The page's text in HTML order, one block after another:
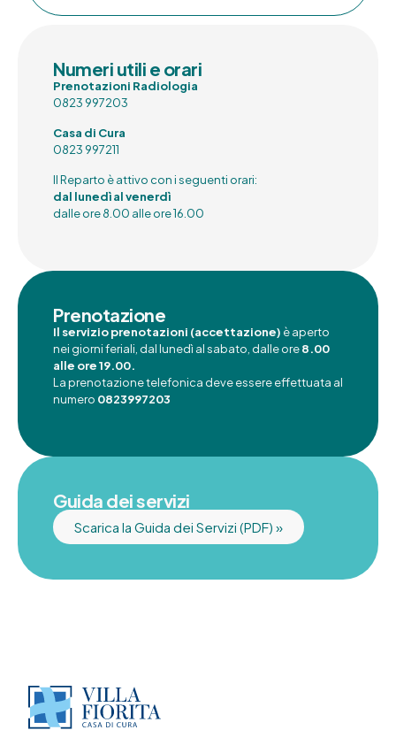
Numeri utili e orari
Prenotazioni Radiologia
0823 997203
Casa di Cura
0823 997211
Il Reparto è attivo con i seguenti orari:
dal lunedì al venerdì
dalle ore 8.00 alle ore 16.00
Prenotazione
Il servizio prenotazioni (accettazione) è aperto
nei giorni feriali, dal lunedì al sabato, dalle ore8.00
alle ore 19.00.
La prenotazione telefonica deve essere effettuata al
numero 0823997203
Guida dei servizi
Scarica la Guida dei Servizi (PDF) »